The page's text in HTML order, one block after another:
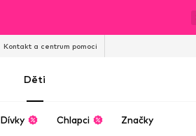
Kontakt a centrum pomoci
Děti
Dívky Chlapci Značky